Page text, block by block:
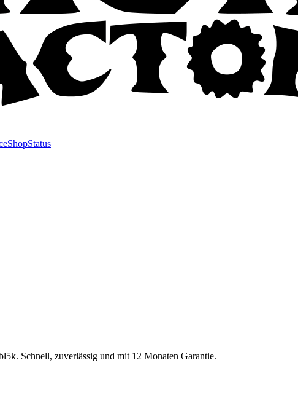
ShopStatus
. Schnell, zuverlässig und mit 12 Monaten Garantie.